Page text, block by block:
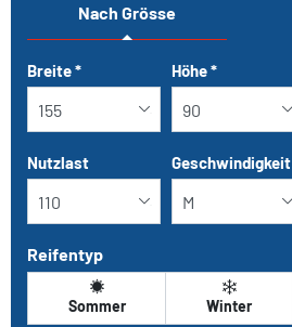
Nach Grösse
Tab updated: Nach Grösse
Breite* Höhe*
Nutzlast Geschwindigkeit
Reifentyp
Sommer Winter